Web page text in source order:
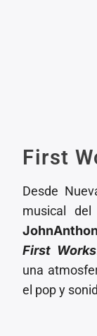
First
Desde
musical
First Works
una
el pop y